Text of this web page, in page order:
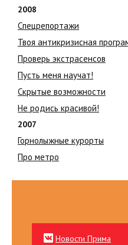
2008
Спецрепортажи
Твоя антикризисная
Проверь экстрасенсов
Пусть меня научат!
Скрытые возможности
Не родись красивой!
2007
Горнолыжные курорты
Про метро
Новости Прима